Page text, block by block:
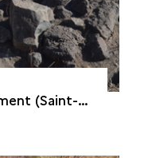
Champagne, 2016)